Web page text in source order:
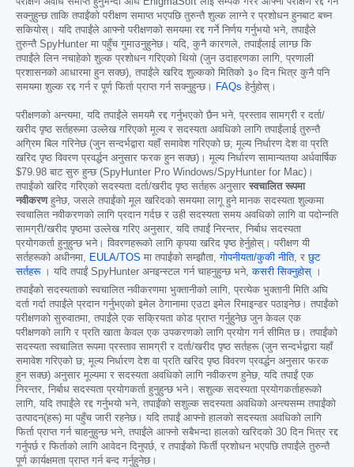
सक्नुहुन्छ ताकि तपाईंको परीक्षण समाप्त भएपछि तुरुन्तै शुल्क लाग्ने र प्रशोधन हुनबाट बच्न
सकियोस्। यदि तपाईंले आफ्नो परीक्षणको समयमा रद्द गर्ने निर्णय गर्नुभयो भने, तपाईंले
तुरुन्तै SpyHunter मा पहुँच गुमाउनुहुनेछ। यदि, कुनै कारणले, तपाईंलाई लाग्छ कि
तपाईंले लिन नचाहेको शुल्क प्रशोधन गरिएको थियो (जुन उदाहरणका लागि, प्रणाली
प्रशासनको आधारमा हुन सक्छ), तपाईंले खरिद शुल्कको मितिको ३० दिन भित्र कुनै पनि
समयमा शुल्क रद्द गर्न र पूर्ण फिर्ता प्राप्त गर्न सक्नुहुन्छ।
FAQs हेर्नुहोस्।
परीक्षणको अन्त्यमा, यदि तपाईंले समयमै रद्द गर्नुभएको छैन भने, प्रस्ताव सामग्री र दर्ता/
खरीद पृष्ठ सर्तहरूमा उल्लेख गरिएको मूल्य र सदस्यता अवधिको लागि तपाईंलाई तुरुन्तै
अग्रिम बिल गरिनेछ (जुन सन्दर्भद्वारा यहाँ समावेश गरिएको छ; मूल्य निर्धारण देश वा प्रति
खरिद पृष्ठ विवरण प्रवर्द्धन अनुसार फरक हुन सक्छ)। मूल्य निर्धारण सामान्यतया अर्धवार्षिक
$79.98 बाट सुरु हुन्छ (SpyHunter Pro Windows/SpyHunter for Mac)।
तपाईंको खरिद गरिएको सदस्यता दर्ता/खरीद पृष्ठ सर्तहरू अनुसार स्वचालित रूपमा
नवीकरणहुनेछ, जसले तपाईंको मूल खरिदको समयमा लागू हुने मानक सदस्यता शुल्कमा
स्वचालित नवीकरणको लागि प्रदान गर्दछ र उही सदस्यता समय अवधिको लागि वा पदोन्नति
सामग्री/खरीद पृष्ठमा उल्लेख गरिए अनुसार, यदि तपाईं निरन्तर, निर्बाध सदस्यता
प्रयोगकर्ता हुनुहुन्छ भने। विवरणहरूको लागि कृपया खरिद पृष्ठ हेर्नुहोस्। परीक्षण यी
सर्तहरूको अधीनमा,
EULA/TOS मा तपाईंको सम्झौता,गोपनीयता/कुकी नीति, रछुट
सर्तहरू। यदि तपाईं SpyHunter अनइन्स्टल गर्न चाहनुहुन्छ भने,कसरी सिक्नुहोस् ।
तपाईंको सदस्यताको स्वचालित नवीकरणमा भुक्तानीको लागि, प्रत्येक भुक्तानी मिति अघि
दर्ता गर्दा तपाईंले प्रदान गर्नुभएको इमेल ठेगानामा एउटा इमेल रिमाइन्डर पठाइनेछ। तपाईंको
परीक्षणको सुरुवातमा, तपाईंले एक सक्रियता कोड प्राप्त गर्नुहुनेछ जुन केवल एक
परीक्षणको लागि र प्रति खाता केवल एक उपकरणको लागि प्रयोग गर्न सीमित छ। तपाईंको
सदस्यता स्वचालित रूपमा प्रस्ताव सामग्री र दर्ता/खरीद पृष्ठ सर्तहरू (जुन सन्दर्भद्वारा यहाँ
समावेश गरिएको छ; मूल्य निर्धारण देश वा प्रति खरिद पृष्ठ विवरण प्रवर्द्धन अनुसार फरक
हुन सक्छ) अनुसार मूल्यमा र सदस्यता अवधिको लागि नवीकरण हुनेछ, यदि तपाईं एक
निरन्तर, निर्बाध सदस्यता प्रयोगकर्ता हुनुहुन्छ भने। सशुल्क सदस्यता प्रयोगकर्ताहरूको
लागि, यदि तपाईंले रद्द गर्नुभयो भने, तपाईंको सशुल्क सदस्यता अवधिको अन्त्यसम्म तपाईंको
उत्पादन(हरू) मा पहुँच जारी रहनेछ। यदि तपाईं आफ्नो हालको सदस्यता अवधिको लागि
फिर्ता प्राप्त गर्न चाहनुहुन्छ भने, तपाईंले आफ्नो सबैभन्दा हालको खरिदको 30 दिन भित्र रद्द
गर्नुपर्छ र फिर्ताको लागि आवेदन दिनुपर्छ, र तपाईंको फिर्ती प्रशोधन भएपछि तपाईंले तुरुन्तै
पूर्ण कार्यक्षमता प्राप्त गर्न बन्द गर्नुहुनेछ।